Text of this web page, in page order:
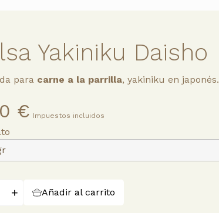
Yakiniku Daisho
para carne a la parrilla, yakiniku en japonés.
€ Impuestos incluidos
+ Añadir al carrito